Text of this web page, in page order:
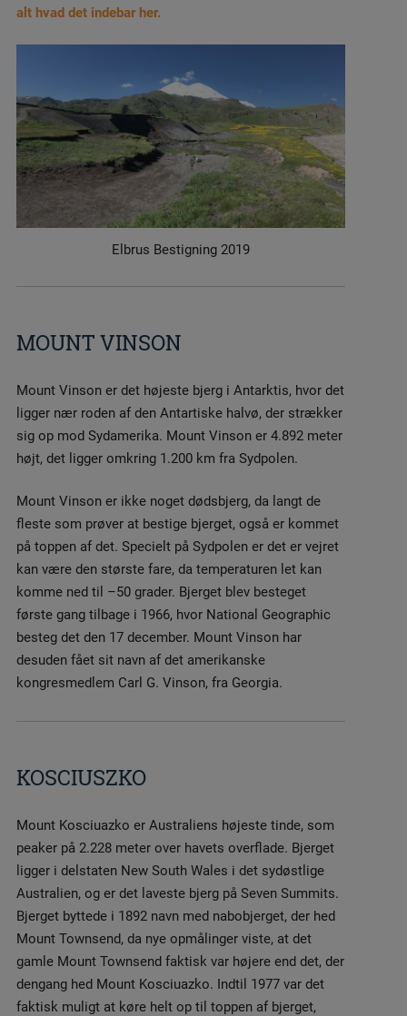
alt hvad det indebar her.
Elbrus Bestigning 2019
MOUNT VINSON
Mount Vinson er det højeste bjerg i Antarktis, hvor det
ligger nær roden af den Antartiske halvø, der strækker
sig op mod Sydamerika. Mount Vinson er 4.892 meter
højt, det ligger omkring 1.200 km fra Sydpolen.
Mount Vinson er ikke noget dødsbjerg, da langt de
fleste som prøver at bestige bjerget, også er kommet
på toppen af det. Specielt på Sydpolen er det er vejret
kan være den største fare, da temperaturen let kan
komme ned til –50 grader. Bjerget blev besteget
første gang tilbage i 1966, hvor National Geographic
besteg det den 17 december. Mount Vinson har
desuden fået sit navn af det amerikanske
kongresmedlem Carl G. Vinson, fra Georgia.
KOSCIUSZKO
Mount Kosciuazko er Australiens højeste tinde, som
peaker på 2.228 meter over havets overflade. Bjerget
ligger i delstaten New South Wales i det sydøstlige
Australien, og er det laveste bjerg på Seven Summits.
Bjerget byttede i 1892 navn med nabobjerget, der hed
Mount Townsend, da nye opmålinger viste, at det
gamle Mount Townsend faktisk var højere end det, der
dengang hed Mount Kosciuazko. Indtil 1977 var det
faktisk muligt at køre helt op til toppen af bjerget,